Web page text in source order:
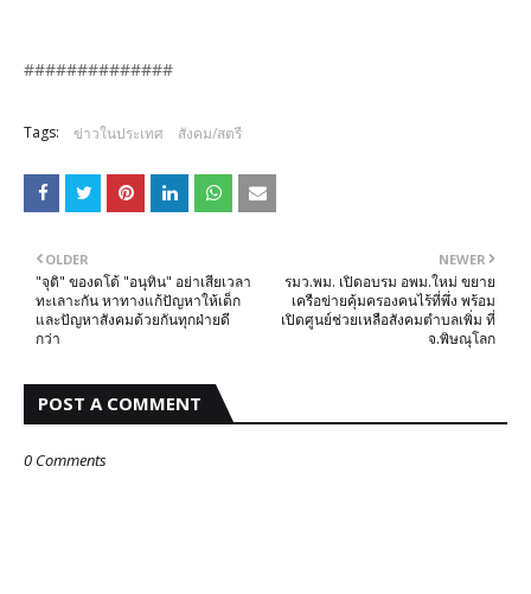
##############
Tags: ข่าวในประเทศ สังคม/สตรี
NEWER
รมว.พม. เปิดอบรม อพม.ใหม่ ขยาย
เครือข่ายคุ้มครองคนไร้ที่พึ่ง พร้อม
เปิดศูนย์ช่วยเหลือสังคมตำบลเพิ่ม ที่
จ.พิษณุโลก
OLDER
"จุติ" ของดโต้ "อนุทิน" อย่าเสียเวลา
ทะเลาะกัน หาทางแก้ปัญหาให้เด็ก
และปัญหาสังคมด้วยกันทุกฝ่ายดี
กว่า
POST A COMMENT
0 Comments